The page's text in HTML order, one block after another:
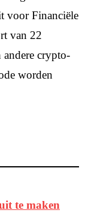
voor Financiële
van 22
crypto-
worden
te maken